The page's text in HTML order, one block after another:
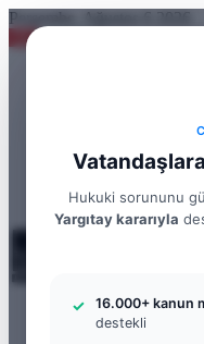
Hukuki sorununu
Yargıtay kararıyla
16.000+ kanun
destekli
Perşembe, Ağustos 6 2026
Kenar Bölmesi
Menü